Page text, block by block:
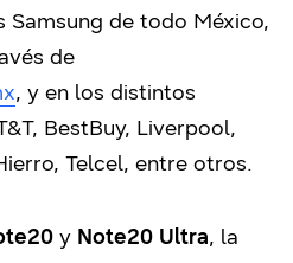
Samsung de todo México,
de
, y en los distintos
BestBuy, Liverpool,
Telcel, entre otros.
y Note20 Ultra, la